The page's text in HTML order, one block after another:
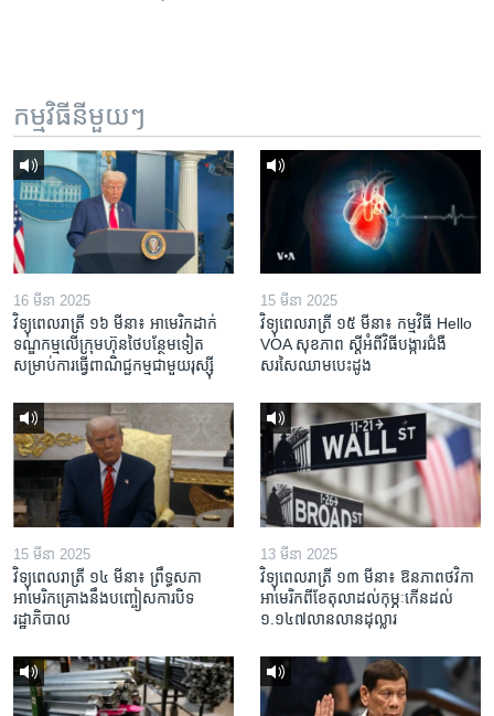
កម្មវិធី​នីមួយៗ
16 មីនា 2025
វិទ្យុពេលរាត្រី ១៦ មីនា៖ អាមេរិក​ដាក់​
ទណ្ឌកម្ម​លើ​ក្រុមហ៊ុន​ថៃ​បន្ថែម​ទៀត​
សម្រាប់​ការ​ធ្វើ​ពាណិជ្ជកម្ម​ជាមួយ​រុស្ស៊ី
15 មីនា 2025
វិទ្យុពេលរាត្រី ១៥ មីនា៖ កម្មវិធី ​Hello
VOA សុខភាព ស្ដី​អំពី​វិធី​បង្ការ​ជំងឺ​
សរសៃ​ឈាម​បេះដូង
15 មីនា 2025
វិទ្យុពេលរាត្រី ១៤ មីនា៖ ព្រឹទ្ធសភា
អាមេរិកគ្រោងនឹងបញ្ចៀសការបិទ
រដ្ឋាភិបាល
13 មីនា 2025
វិទ្យុពេលរាត្រី ១៣ មីនា៖ ឱនភាព​ថវិកា​
អាមេរិក​ពី​ខែ​តុលា​ដល់​កុម្ភៈ​កើន​ដល់​
១.១៤៧​លានលាន​ដុល្លារ